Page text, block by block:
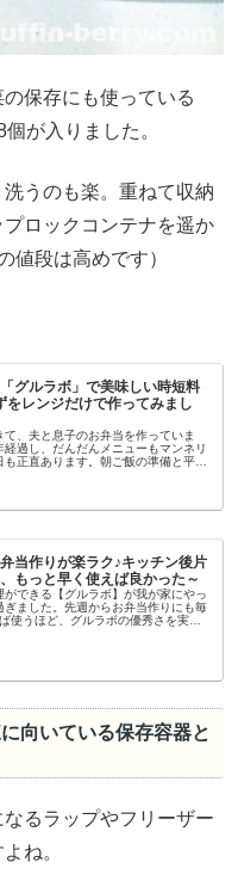
保存にも使っている
が入りました。
うのも楽。重ねて収納
ロックコンテナを遥か
段は高めです）
グルラボ」で美味しい時短料
をレンジだけで作ってみまし
、夫と息子のお弁当を作っていま
過し、だんだんメニューもマンネリ
も正直あります。朝ご飯の準備と平行
弁当作りが楽ラク♪キッチン後片
もっと早く使えば良かった～
ができる【グルラボ】が我が家にやっ
ぎました。先週からお弁当作りにも毎
使うほど、グルラボの優秀さを実感
向いている保存容器と
るラップやフリーザー
ね。